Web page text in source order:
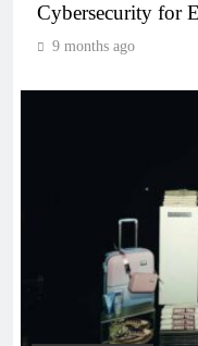
Cybersecurity for
9 months ago